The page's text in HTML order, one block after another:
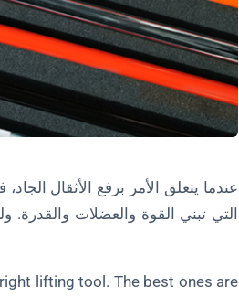
عندما يتعلق الأمر برفع الأثقال
التي تبني القوة والعضلات
lifting tool. The best ones are